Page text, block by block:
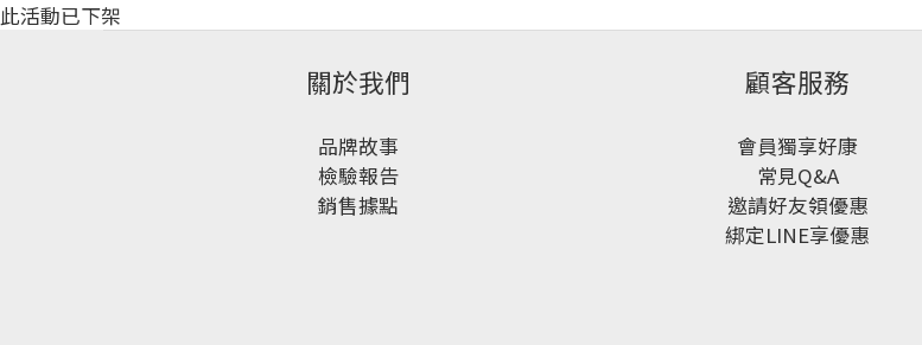
此活動已下架
關於我們
品牌故事
檢驗報告
銷售據點
顧客服務
會員獨享好康
常見Q&A
邀請好友領優惠
綁定LINE享優惠